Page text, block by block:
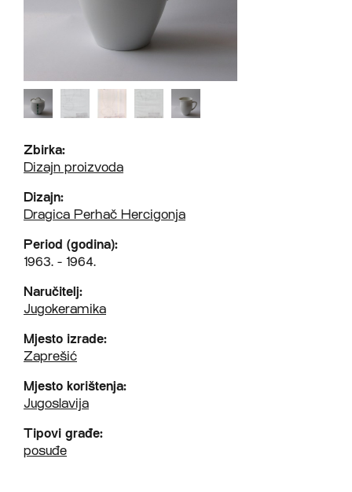
Zbirka:
Dizajn proizvoda
Dizajn:
Dragica Perhač Hercigonja
Period (godina):
1963. - 1964.
Naručitelj:
Jugokeramika
Mjesto izrade:
Zaprešić
Mjesto korištenja:
Jugoslavija
Tipovi građe:
posuđe